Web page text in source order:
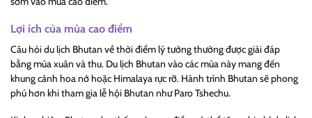
Lợi ích của mùa cao điểm
Câu hỏi du lịch Bhutan về thời điểm lý tưởng thường được giải đáp
bằng mùa xuân và thu. Du lịch Bhutan vào các mùa này mang đến
khung cảnh hoa nở hoặc Himalaya rực rỡ. Hành trình Bhutan sẽ phong
phú hơn khi tham gia lễ hội Bhutan như Paro Tshechu.